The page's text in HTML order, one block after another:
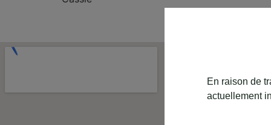
En raison de
actuellement